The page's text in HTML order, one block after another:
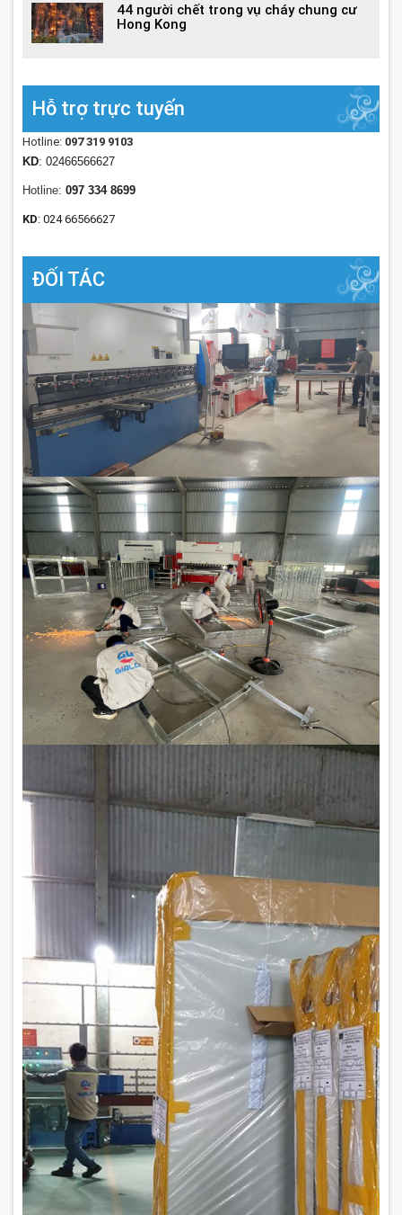
44 người chết trong vụ cháy chung cư
Hong Kong
Hỗ trợ trực tuyến
Hotline: 097 319 9103
KD: 02466566627
Hotline: 097 334 8699
KD: 024 66566627
ĐỐI TÁC